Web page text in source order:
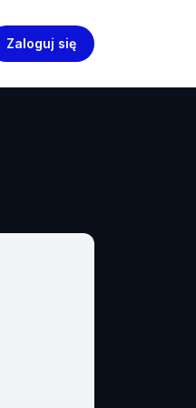
Zaloguj się